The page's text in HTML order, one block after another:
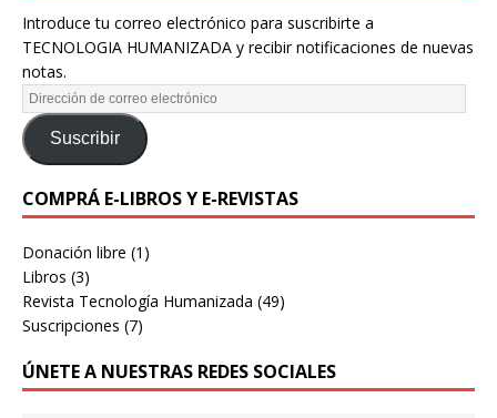
Introduce tu correo electrónico para suscribirte a
TECNOLOGIA HUMANIZADA y recibir notificaciones de nuevas
notas.
Suscribir
COMPRÁ E-LIBROS Y E-REVISTAS
Donación libre (1)
Libros (3)
Revista Tecnología Humanizada (49)
Suscripciones (7)
ÚNETE A NUESTRAS REDES SOCIALES